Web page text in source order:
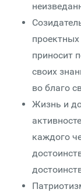
приносит
своих
во благо
Жизнь и
каждого